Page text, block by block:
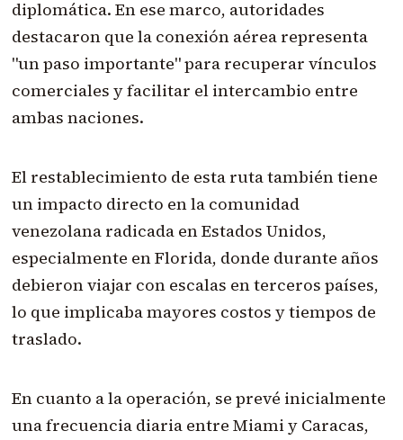
diplomática. En ese marco, autoridades
destacaron que la conexión aérea representa
"un paso importante" para recuperar vínculos
comerciales y facilitar el intercambio entre
ambas naciones.
El restablecimiento de esta ruta también tiene
un impacto directo en la comunidad
venezolana radicada en Estados Unidos,
especialmente en Florida, donde durante años
debieron viajar con escalas en terceros países,
lo que implicaba mayores costos y tiempos de
traslado.
En cuanto a la operación, se prevé inicialmente
una frecuencia diaria entre Miami y Caracas,